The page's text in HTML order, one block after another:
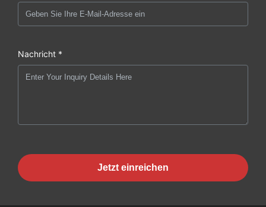
Nachricht *
Jetzt einreichen